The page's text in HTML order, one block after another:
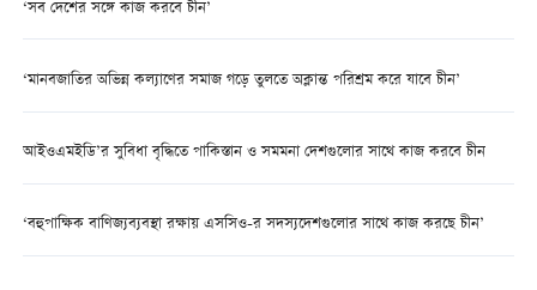
‘সব দেশের সঙ্গে কাজ করবে চীন’
‘মানবজাতির অভিন্ন কল্যাণের সমাজ গড়ে তুলতে অক্লান্ত পরিশ্রম করে যাবে চীন’
আইওএমইডি’র সুবিধা বৃদ্ধিতে পাকিস্তান ও সমমনা দেশগুলোর সাথে কাজ করবে চীন
‘বহুপাক্ষিক বাণিজ্যব্যবস্থা রক্ষায় এসসিও-র সদস্যদেশগুলোর সাথে কাজ করছে চীন’